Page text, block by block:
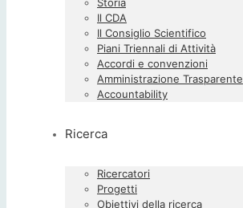
Il CDA
Il Consiglio Scientifico
Piani Triennali di Attività
Accordi e convenzioni
Amministrazione Trasparente
Accountability
Ricerca
Ricercatori
Progetti
Obiettivi della ricerca